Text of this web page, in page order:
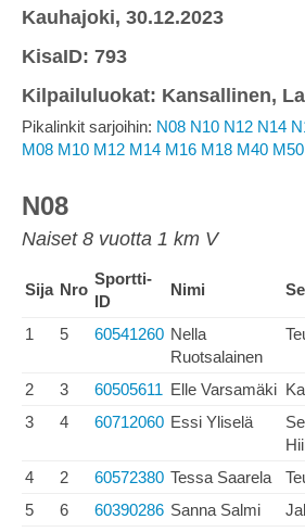
Kauhajoki, 30.12.2023
KisaID: 793
Kilpailuluokat: Kansallinen,
Pikalinkit sarjoihin: N08 N10 N12 N14
M08 M10 M12 M14 M16 M18 M40 M50
N08
Naiset 8 vuotta 1 km V
Sija Nro
Sportti-
ID
Nimi
1 5 60541260 Nella
Ruotsalainen
2 3 60505611 Elle Varsamäki
3
4 60712060 Essi Yliselä
4 2 60572380 Tessa Saarela
5
6 60390286 Sanna Salmi